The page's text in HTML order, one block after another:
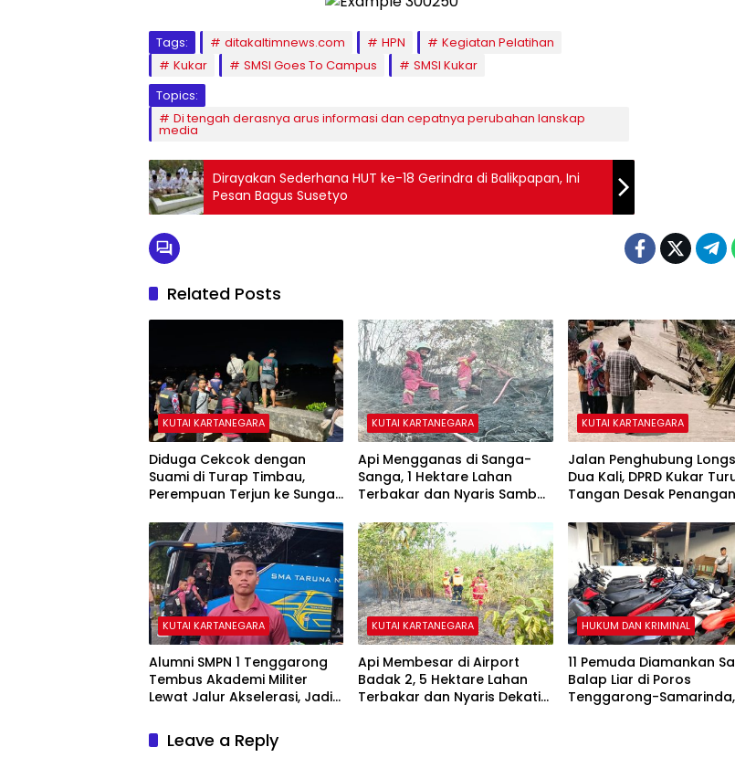
Tags: ditakaltimnews.com HPN
Kegiatan Pelatihan
Kukar
SMSI Goes To Campus
SMSI Kukar
Topics:
Di tengah derasnya arus informasi dan cepatnya perubahan lanskap
media
Dirayakan Sederhana HUT ke-18 Gerindra di Balikpapan, Ini
Pesan Bagus Susetyo
Related Posts
KUTAI KARTANEGARA
Diduga Cekcok dengan
Suami di Turap Timbau,
Perempuan Terjun ke Sungai
KUTAI KARTANEGARA
Api Mengganas di Sanga-
Sanga, 1 Hektare Lahan
Terbakar dan Nyaris Sambar
KUTAI KARTANEGARA
Jalan Penghubung
Dua Kali, DPRD Kukar
Tangan Desak
KUTAI KARTANEGARA
Alumni SMPN 1 Tenggarong
Tembus Akademi Militer
Lewat Jalur Akselerasi, Jadi
KUTAI KARTANEGARA
Api Membesar di Airport
Badak 2, 5 Hektare Lahan
Terbakar dan Nyaris Dekati
HUKUM DAN KRIMINAL
11 Pemuda Diamankan
Balap Liar di Poros
Tenggarong-Samarinda,
Leave a Reply